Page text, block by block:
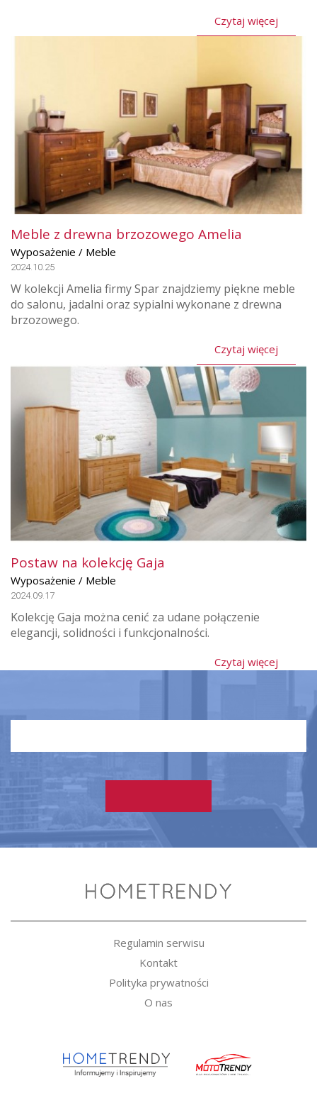
Czytaj więcej
Meble z drewna brzozowego Amelia
Wyposażenie / Meble
2024.10.25
W kolekcji Amelia firmy Spar znajdziemy piękne meble
do salonu, jadalni oraz sypialni wykonane z drewna
brzozowego.
Czytaj więcej
Postaw na kolekcję Gaja
Wyposażenie / Meble
2024.09.17
Kolekcję Gaja można cenić za udane połączenie
elegancji, solidności i funkcjonalności.
Czytaj więcej
Regulamin serwisu
Kontakt
Polityka prywatności
O nas